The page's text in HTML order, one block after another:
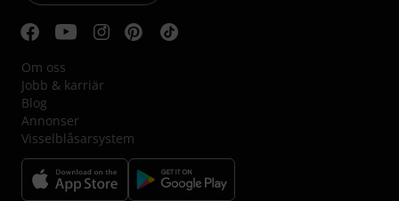
Om oss
Jobb & karriär
Blog
Annonser
Visselblåsarsystem